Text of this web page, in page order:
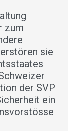
zum
sie
der SVP
ein